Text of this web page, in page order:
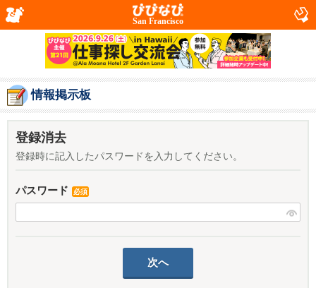
San Francisco
情報掲示板
登録消去
登録時に記入したパスワードを入力してください。
パスワード 必須